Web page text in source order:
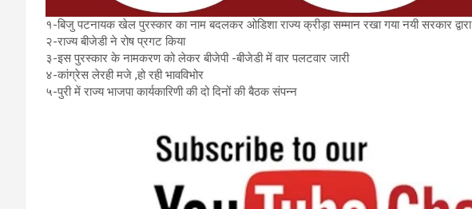
१-बिजु पटनायक खेल पुरस्कार का नाम बदलकर ओडिशा राज्य क्रीड़ा सम्मान रखा गया नयी सरकार द्वारा
२-राज्य बीजेडी ने रोष प्रगट किया
३-इस पुरस्कार के नामकरण को लेकर बीजेपी -बीजेडी में वार पलटवार जारी
४-कांग्रेस लेरही मजे ,हो रही भावविभोर
५-पुरी में राज्य भाजपा कार्यकारिणी की दो दिनों की बैठक संपन्न